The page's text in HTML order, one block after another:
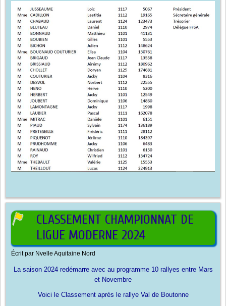
CLASSEMENT CHAMPIONNAT DE
LIGUE MODERNE 2024
Écrit par Nvelle Aquitaine Nord
La saison 2024 redémarre avec au programme 10 rallyes entre Mars
et Novembre
Voici le Classement après le rallye Val de Boutonne